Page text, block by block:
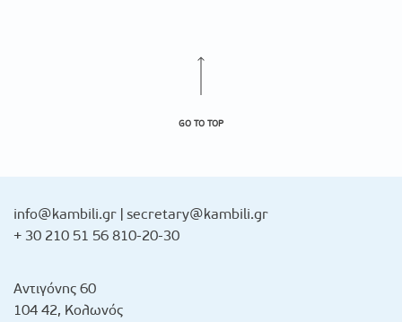
GO TO TOP
info@kambili.gr secretary@kambili.gr
+ 30 210 51 56 810-20-30
Αντιγόνης 60
104 42, Κολωνός